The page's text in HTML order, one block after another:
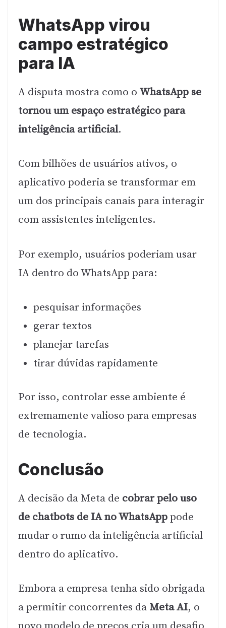
WhatsApp virou
campo estratégico
para IA
A disputa mostra como o WhatsApp se
tornou um espaço estratégico para
inteligência artificial.
Com bilhões de usuários ativos, o
aplicativo poderia se transformar em
um dos principais canais para interagir
com assistentes inteligentes.
Por exemplo, usuários poderiam usar
IA dentro do WhatsApp para:
pesquisar informações
gerar textos
planejar tarefas
tirar dúvidas rapidamente
Por isso, controlar esse ambiente é
extremamente valioso para empresas
de tecnologia.
Conclusão
A decisão da Meta de cobrar pelo uso
de chatbots de IA no WhatsApppode
mudar o rumo da inteligência artificial
dentro do aplicativo.
Embora a empresa tenha sido obrigada
a permitir concorrentes da Meta AI, o